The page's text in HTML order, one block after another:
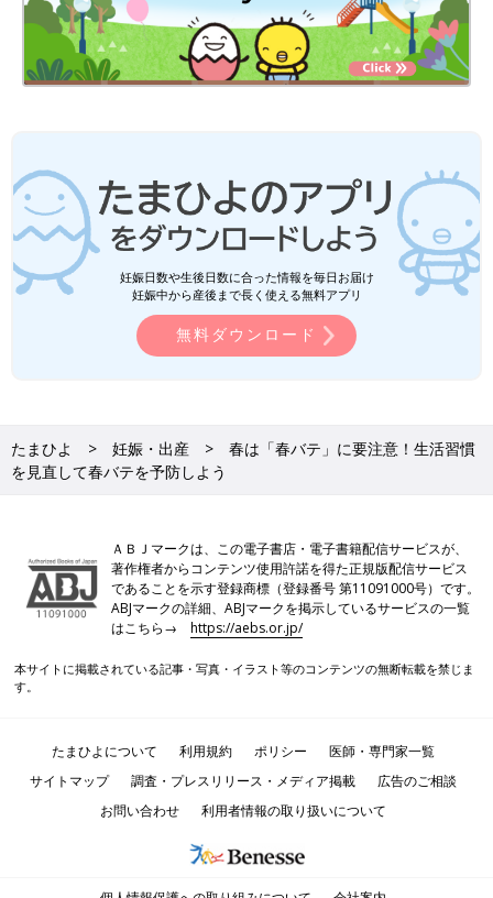
妊娠日数や生後日数に合った情報を毎日お届け
妊娠中から産後まで長く使える無料アプリ
無料ダウンロード
たまひよ 妊娠・出産
春は「春バテ」に要注意！生活習慣
を見直して春バテを予防しよう
ＡＢＪマークは、この電子書店・電子書籍配信サービスが、
著作権者からコンテンツ使用許諾を得た正規版配信サービス
であることを示す登録商標（登録番号 第11091000号）です。
ABJマークの詳細、ABJマークを掲示しているサービスの一覧
はこちら→https://aebs.or.jp/
本サイトに掲載されている記事・写真・イラスト等のコンテンツの無断転載を禁じま
す。
たまひよについて 利用規約 ポリシー
医師・専門家一覧
サイトマップ
調査・プレスリリース・メディア掲載
広告のご相談
お問い合わせ
利用者情報の取り扱いについて